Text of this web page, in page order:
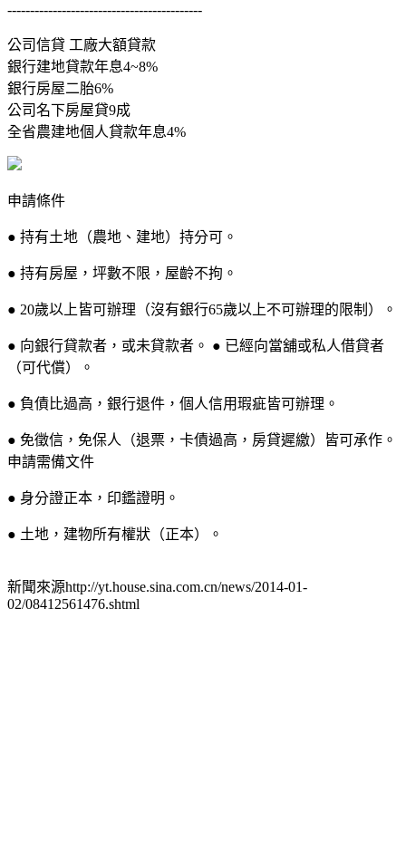
-------------------------------------------
公司信貸 工廠大額貸款
銀行建地貸款年息4~8%
銀行房屋二胎6%
公司名下房屋貸9成
全省農建地個人貸款年息4%
申請條件
● 持有土地（農地、建地）持分可。
● 持有房屋，坪數不限，屋齡不拘。
● 20歲以上皆可辦理（沒有銀行65歲以上不可辦理的限制）。
● 向銀行貸款者，或未貸款者。 ● 已經向當舖或私人借貸者
（可代償）。
● 負債比過高，銀行退件，個人信用瑕疵皆可辦理。
● 免徵信，免保人（退票，卡債過高，房貸遲繳）皆可承作。
申請需備文件
● 身分證正本，印鑑證明。
● 土地，建物所有權狀（正本）。
新聞來源http://yt.house.sina.com.cn/news/2014-01-
02/08412561476.shtml